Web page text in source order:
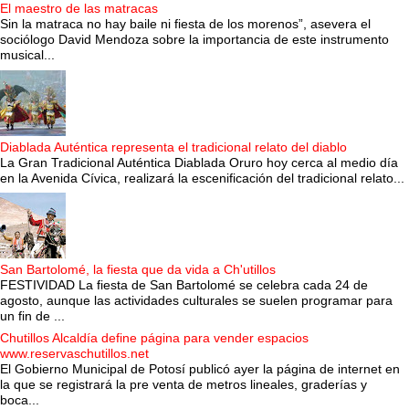
El maestro de las matracas
Sin la matraca no hay baile ni fiesta de los morenos”, asevera el
sociólogo David Mendoza sobre la importancia de este instrumento
musical...
Diablada Auténtica representa el tradicional relato del diablo
La Gran Tradicional Auténtica Diablada Oruro hoy cerca al medio día
en la Avenida Cívica, realizará la escenificación del tradicional relato...
San Bartolomé, la fiesta que da vida a Ch'utillos
FESTIVIDAD La fiesta de San Bartolomé se celebra cada 24 de
agosto, aunque las actividades culturales se suelen programar para
un fin de ...
Chutillos Alcaldía define página para vender espacios
www.reservaschutillos.net
El Gobierno Municipal de Potosí publicó ayer la página de internet en
la que se registrará la pre venta de metros lineales, graderías y
boca...